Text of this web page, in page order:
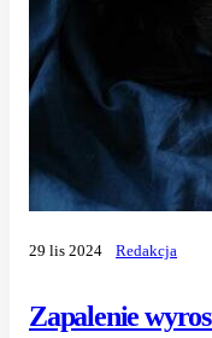
Zapalenie
29 lis 2024 Redakcja